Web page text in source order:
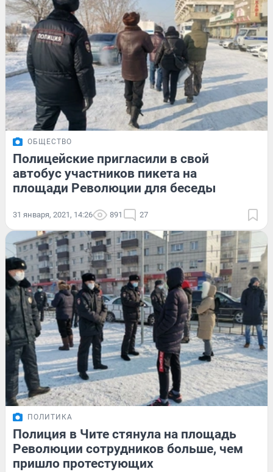
ОБЩЕСТВО
Полицейские пригласили в свой
автобус участников пикета на
площади Революции для беседы
31 января, 2021, 14:26 891 27
ПОЛИТИКА
Полиция в Чите стянула на площадь
Революции сотрудников больше, чем
пришло протестующих